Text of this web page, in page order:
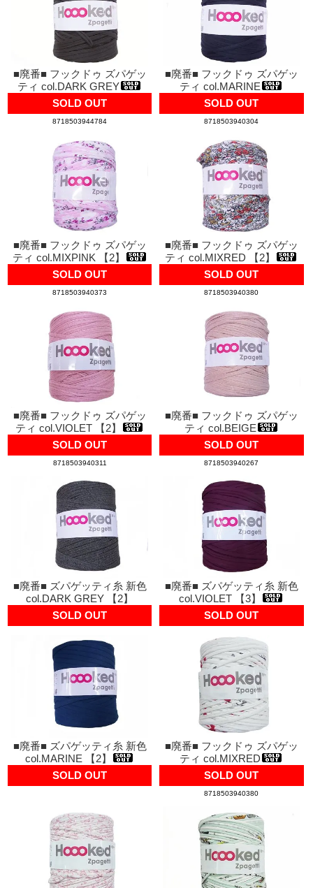
■廃番■ フックドゥ ズパゲッ
ティ col.DARK GREY
SOLD OUT
8718503944784
■廃番■ フックドゥ ズパゲッ
ティ col.MARINE
SOLD OUT
8718503940304
■廃番■ フックドゥ ズパゲッ
ティ col.MIXPINK 【2】
SOLD OUT
8718503940373
■廃番■ フックドゥ ズパゲッ
ティ col.MIXRED 【2】
SOLD OUT
8718503940380
■廃番■ フックドゥ ズパゲッ
ティ col.VIOLET 【2】
SOLD OUT
8718503940311
■廃番■ フックドゥ ズパゲッ
ティ col.BEIGE
SOLD OUT
8718503940267
■廃番■ ズパゲッティ糸 新色
col.DARK GREY 【2】
SOLD OUT
■廃番■ ズパゲッティ糸 新色
col.VIOLET 【3】
SOLD OUT
■廃番■ ズパゲッティ糸 新色
col.MARINE 【2】
SOLD OUT
■廃番■ フックドゥ ズパゲッ
ティ col.MIXRED
SOLD OUT
8718503940380